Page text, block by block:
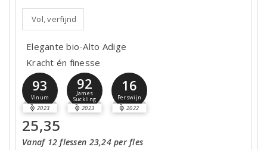
Vol, verfijnd
Elegante bio-Alto Adige
Kracht én finesse
93
Vinum
2023
92
James
Suckling
2023
16
Perswijn
2022
25,35
Vanaf 12 flessen 23,24 per fles